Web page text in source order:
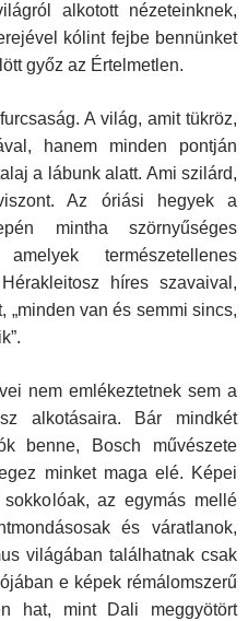
alkotott nézeteinknek,
kólint fejbe bennünket
győz az Értelmetlen.
A világ, amit tükröz,
hanem minden pontján
a lábunk alatt. Ami szilárd,
Az óriási hegyek a
mintha szörnyűséges
természetellenes
híres szavaival,
„minden van és semmi sincs,
nem emlékeztetnek sem a
alkotásaira. Bár mindkét
benne, Bosch művészete
minket maga elé. Képei
az egymás mellé
és váratlanok,
világában találhatnak csak
e képek rémálomszerű
hat, mint Dali meggyötört